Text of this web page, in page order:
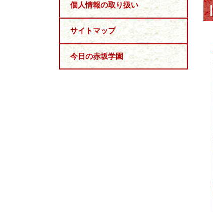
個人情報の取り扱い
サイトマップ
今日の赤坂学園